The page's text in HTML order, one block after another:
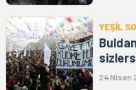
YEŞİL
24 Nisan